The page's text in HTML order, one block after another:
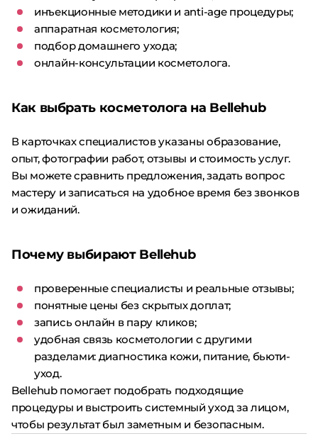
инъекционные методики и anti-age процедуры;
аппаратная косметология;
подбор домашнего ухода;
онлайн-консультации косметолога.
Как выбрать косметолога на Bellehub
В карточках специалистов указаны образование,
опыт, фотографии работ, отзывы и стоимость услуг.
Вы можете сравнить предложения, задать вопрос
мастеру и записаться на удобное время без звонков
и ожиданий.
Почему выбирают Bellehub
проверенные специалисты и реальные отзывы;
понятные цены без скрытых доплат;
запись онлайн в пару кликов;
удобная связь косметологии с другими
разделами: диагностика кожи, питание, бьюти-
уход.
Bellehub помогает подобрать подходящие
процедуры и выстроить системный уход за лицом,
чтобы результат был заметным и безопасным.